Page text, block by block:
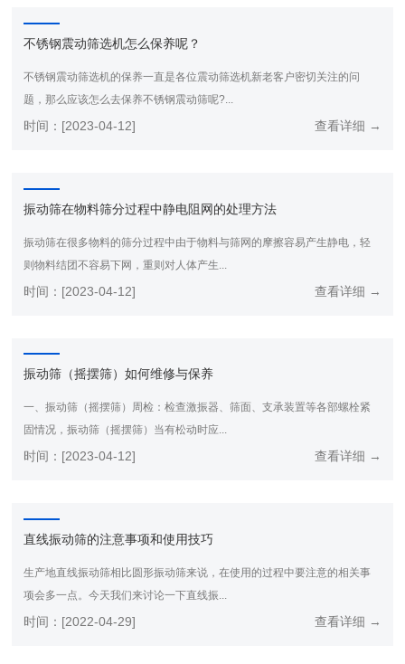
不锈钢震动筛选机怎么保养呢？
不锈钢震动筛选机的保养一直是各位震动筛选机新老客户密切关注的问
题，那么应该怎么去保养不锈钢震动筛呢?...
查看详细 →
时间：[2023-04-12]
振动筛在物料筛分过程中静电阻网的处理方法
振动筛在很多物料的筛分过程中由于物料与筛网的摩擦容易产生静电，轻
则物料结团不容易下网，重则对人体产生...
查看详细 →
时间：[2023-04-12]
振动筛（摇摆筛）如何维修与保养
一、振动筛（摇摆筛）周检：检查激振器、筛面、支承装置等各部螺栓紧
固情况，振动筛（摇摆筛）当有松动时应...
查看详细 →
时间：[2023-04-12]
直线振动筛的注意事项和使用技巧
生产地直线振动筛相比圆形振动筛来说，在使用的过程中要注意的相关事
项会多一点。今天我们来讨论一下直线振...
查看详细 →
时间：[2022-04-29]